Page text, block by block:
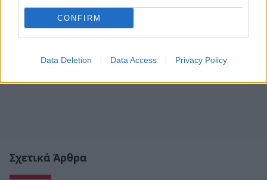
CONFIRM
Data Deletion Data Access Privacy Policy
Σχετικά Άρθρα